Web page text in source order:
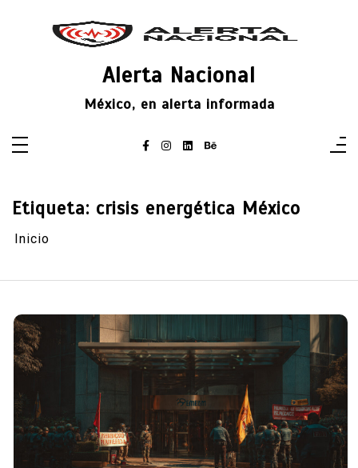
Alerta Nacional
México, en alerta informada
Etiqueta: crisis energética México
Inicio